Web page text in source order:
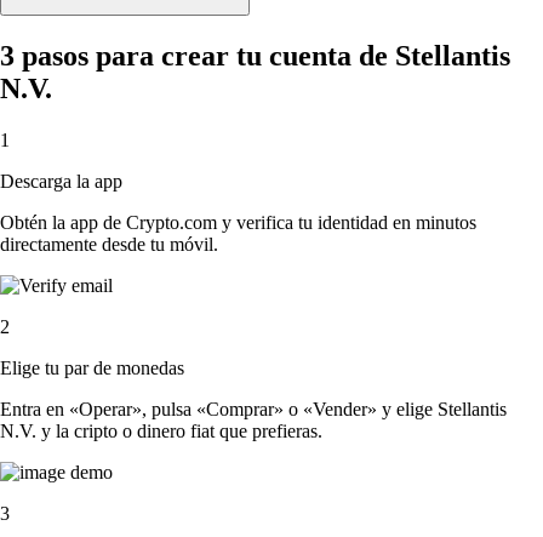
3 pasos para crear tu cuenta de Stellantis
N.V.
1
Descarga la app
Obtén la app de Crypto.com y verifica tu identidad en minutos
directamente desde tu móvil.
2
Elige tu par de monedas
Entra en «Operar», pulsa «Comprar» o «Vender» y elige Stellantis
N.V. y la cripto o dinero fiat que prefieras.
3